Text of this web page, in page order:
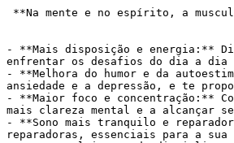
- **Mais disposição e energia:**
enfrentar os desafios do dia a dia
- **Melhora do humor e da
ansiedade e a depressão, e te
- **Maior foco e concentração:**
mais clareza mental e a alcançar
- **Sono mais tranquilo e
reparadoras, essenciais para a